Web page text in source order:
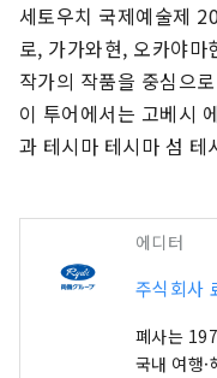
세토우치 국제예술제
로, 가가와현, 오카야
작가의 작품을 중심으
이 투어에서는 고베시
과 테시마 테시마 섬 테
에디터
주식회사
폐사는
국내 여행